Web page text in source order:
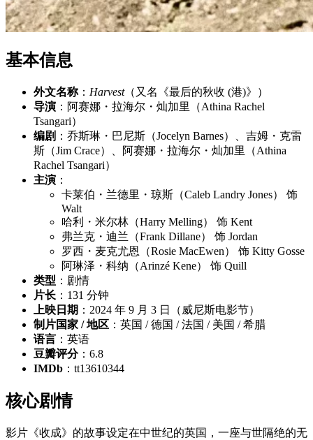
基本信息
外文名称： Harvest（又名《最后的秋收 (港)》）
导演 ：阿赛娜・拉海尔・灿加里（Athina Rachel
Tsangari）
编剧 ：乔斯琳・巴尼斯（Jocelyn Barnes）、吉姆・克雷
斯（Jim Crace）、阿赛娜・拉海尔・灿加里（Athina
Rachel Tsangari）
主演 ：
卡莱伯・兰德里・琼斯（Caleb Landry Jones） 饰
Walt
哈利・米尔林（Harry Melling） 饰 Kent
弗兰克・迪兰（Frank Dillane） 饰 Jordan
罗西・麦克尤恩（Rosie MacEwen） 饰 Kitty Gosse
阿琳泽・科纳（Arinzé Kene） 饰 Quill
类型 ：剧情
片长 ：131 分钟
上映日期 ：2024 年 9 月 3 日（威尼斯电影节）
制片国家 / 地区 ：英国 / 德国 / 法国 / 美国 / 希腊
语言 ：英语
豆瓣评分：6.8
IMDb ：tt13610344
核心剧情
影片《收成》的故事设定在中世纪的英国，一座与世隔绝的无